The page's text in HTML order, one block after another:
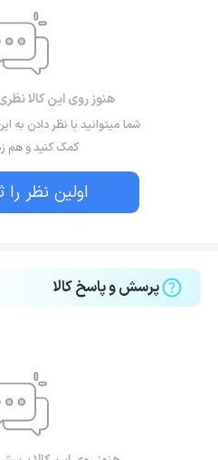
هنوز روی این کالا
شما میتوانید با نظر دادن به
کمک کنید و هم
اولین نظر
پرسش و پاسخ کالا